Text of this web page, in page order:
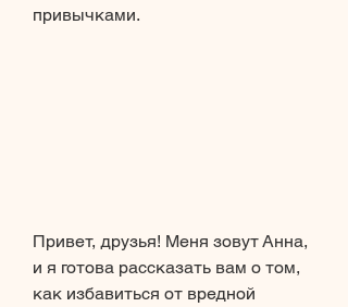
привычками.
Привет, друзья! Меня зовут Анна,
и я готова рассказать вам о том,
как избавиться от вредной